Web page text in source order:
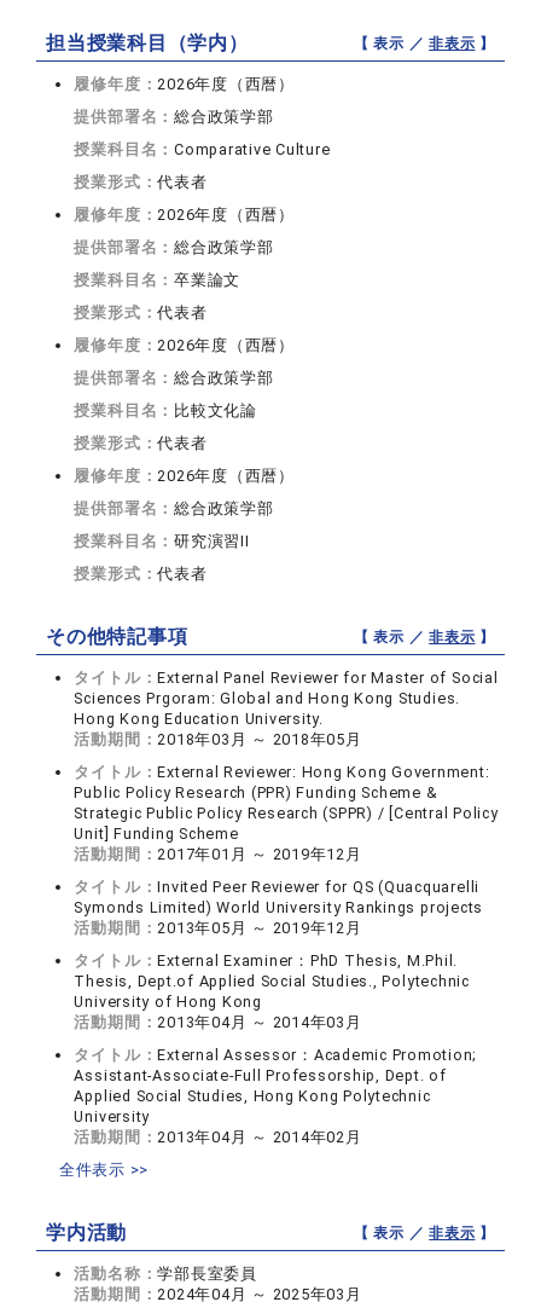
担当授業科目（学内） 【 表示 ／非表示 】
履修年度： 2026年度（西暦）
提供部署名：総合政策学部
授業科目名：Comparative Culture
授業形式：代表者
履修年度： 2026年度（西暦）
提供部署名：総合政策学部
授業科目名：卒業論文
授業形式：代表者
履修年度： 2026年度（西暦）
提供部署名：総合政策学部
授業科目名： 比較文化論
授業形式：代表者
履修年度： 2026年度（西暦）
提供部署名：総合政策学部
授業科目名：研究演習II
授業形式：代表者
その他特記事項 【 表示 ／非表示 】
タイトル：External Panel Reviewer for Master of Social
Sciences Prgoram: Global and Hong Kong Studies.
Hong Kong Education University.
活動期間： 2018年03月 ～ 2018年05月
タイトル：External Reviewer: Hong Kong Government:
Public Policy Research (PPR) Funding Scheme &
Strategic Public Policy Research (SPPR) / [Central Policy
Unit] Funding Scheme
活動期間： 2017年01月 ～ 2019年12月
タイトル：Invited Peer Reviewer for QS (Quacquarelli
Symonds Limited) World University Rankings projects
活動期間： 2013年05月 ～ 2019年12月
タイトル：External Examiner：PhD Thesis, M.Phil.
Thesis, Dept.of Applied Social Studies., Polytechnic
University of Hong Kong
活動期間： 2013年04月 ～ 2014年03月
タイトル：External Assessor：Academic Promotion;
Assistant-Associate-Full Professorship, Dept. of
Applied Social Studies, Hong Kong Polytechnic
University
活動期間： 2013年04月 ～ 2014年02月
全件表示 >>
学内活動 【 表示 ／非表示 】
活動名称：学部長室委員
活動期間： 2024年04月 ～ 2025年03月